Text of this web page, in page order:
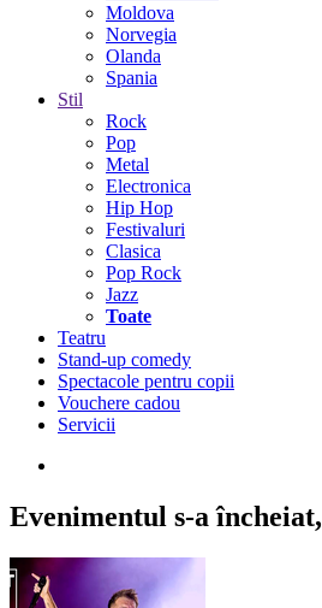
Moldova
Norvegia
Olanda
Spania
Stil
Rock
Pop
Metal
Electronica
Hip Hop
Festivaluri
Clasica
Pop Rock
Jazz
Toate
Teatru
Stand-up comedy
Spectacole pentru copii
Vouchere cadou
Servicii
Evenimentul s-a încheiat,